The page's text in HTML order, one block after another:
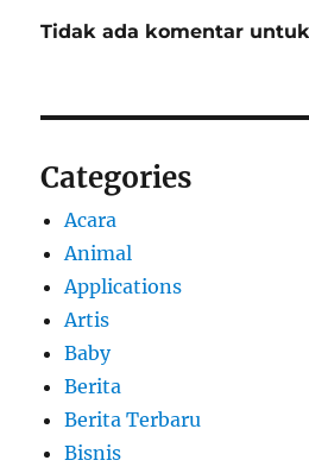
Tidak ada komentar
Categories
Acara
Animal
Applications
Artis
Baby
Berita
Berita Terbaru
Bisnis